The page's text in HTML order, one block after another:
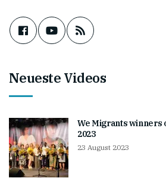
Neueste Videos
We Migrants winners
2023
23 August 2023